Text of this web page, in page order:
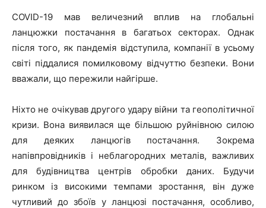
COVID-19 мав величезний вплив на глобальні
ланцюжки постачання в багатьох секторах. Однак
після того, як пандемія відступила, компанії в усьому
світі піддалися помилковому відчуттю безпеки. Вони
вважали, що пережили найгірше.
Ніхто не очікував другого удару війни та геополітичної
кризи. Вона виявилася ще більшою руйнівною силою
для деяких ланцюгів постачання. Зокрема
напівпровідників і неблагородних металів, важливих
для будівництва центрів обробки даних. Будучи
ринком із високими темпами зростання, він дуже
чутливий до збоїв у ланцюзі постачання, особливо,